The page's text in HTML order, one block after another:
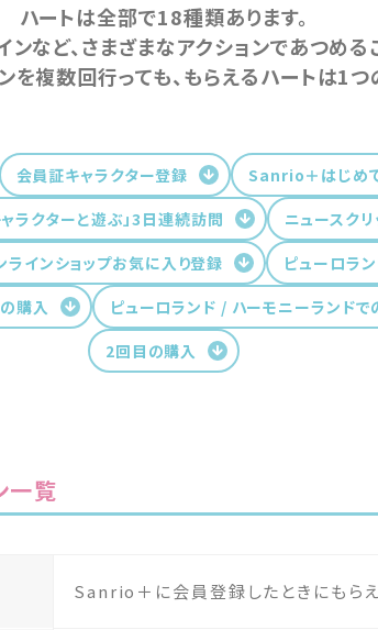
ハートは全部で18種類あります。
など、さまざまなアクションであつめる
を複数回行っても、もらえるハートは1つ
会員証キャラクター登録 Sanrio＋はじめ
ャラクターと遊ぶ」3日連続訪問 ニュースク
ラインショップお気に入り登録 ピューロラ
購入 ピューロランド / ハーモニーランドで
2回目の購入
一覧
Sanrio＋に会員登録したときにもらえ